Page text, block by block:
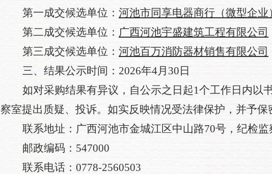
第一成交候选单位： 河池市同享电器商行（微型企业
第二成交候选单位： 广西河池宇盛建筑工程有限公司
第三成交候选单位： 河池百万消防器材销售有限公司
三、结果公示时间： 2026年4月30日
如对采购结果有异议，自公示之日起1个工作日内以
察室提出质疑、投诉。如实反映情况受法律保护，并予保
联系地址：广西河池市金城江区中山路70号，纪检
邮政编码： 547000
联系电话： 0778-2560503